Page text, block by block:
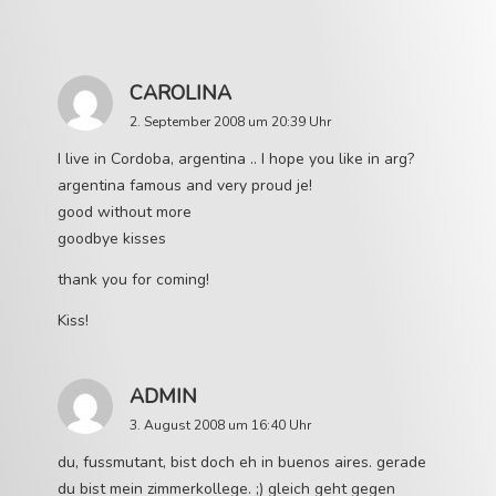
CAROLINA
2. September 2008 um 20:39 Uhr
I live in Cordoba, argentina .. I hope you like in arg?
argentina famous and very proud je!
good without more
goodbye kisses
thank you for coming!
Kiss!
ADMIN
3. August 2008 um 16:40 Uhr
du, fussmutant, bist doch eh in buenos aires. gerade
du bist mein zimmerkollege. ;) gleich geht gegen